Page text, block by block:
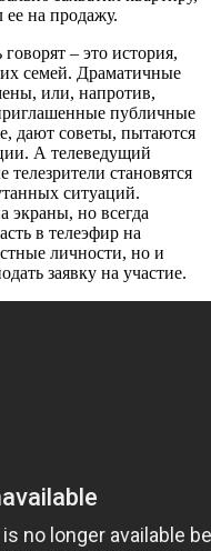
на продажу.
– это история,
семей. Драматичные
или, напротив,
публичные
дают советы, пытаются
А телеведущий
становятся
ситуаций.
экраны, но всегда
в телеэфир на
личности, но и
заявку на участие.